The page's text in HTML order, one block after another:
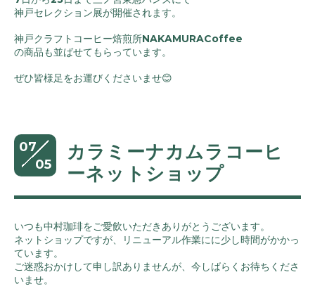
神戸セレクション展が開催されます。
神戸クラフトコーヒー焙煎所NAKAMURACoffee
の商品も並ばせてもらっています。
ぜひ皆様足をお運びくださいませ😊
07
05
カラミーナカムラコーヒ
ーネットショップ
いつも中村珈琲をご愛飲いただきありがとうございます。
ネットショップですが、リニューアル作業にに少し時間がかかっ
ています。
ご迷惑おかけして申し訳ありませんが、今しばらくお待ちくださ
いませ。